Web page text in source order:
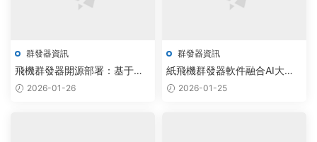
群發器資訊
飛機群發器開源部署：基于
AIGC的智能調度系統實現批量
2026-01-26
群發器資訊
紙飛機群發器軟件融合AI大模
型，實現智能調度與雲原生自
2026-01-25